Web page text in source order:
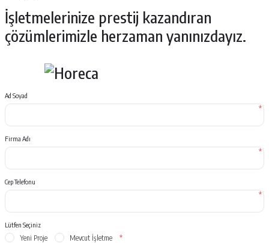
İşletmelerinize prestij kazandıran
çözümlerimizle herzaman yanınızdayız.
Ad Soyad
*
Firma Adı
*
Cep Telefonu
*
Lütfen Seçiniz
Yeni Proje Mevcut İşletme *